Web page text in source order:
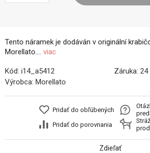
Tento náramek je dodáván v originální
Morellato.... viac
Kód: i14_a5412 Záruka: 24
Výrobca: Morellato
Pridať do obľúbených
Pridať do porovnania
Zdieľať